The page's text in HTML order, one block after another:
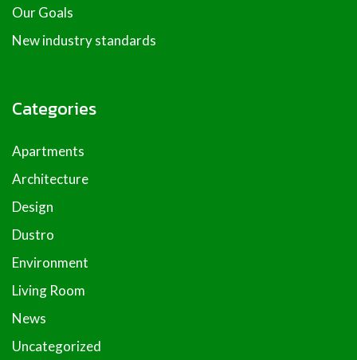
Our Goals
New industry standards
Categories
Apartments
Architecture
Design
Dustro
Environment
Living Room
News
Uncategorized